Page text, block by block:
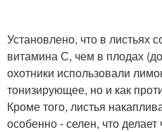
Установлено, что в листьях
витамина С, чем в плодах
охотники использовали
тонизирующее, но и как
Кроме того, листья
особенно - селен, что